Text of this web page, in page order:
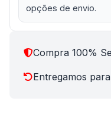
opções de envio.
Compra 100%
Entregamos